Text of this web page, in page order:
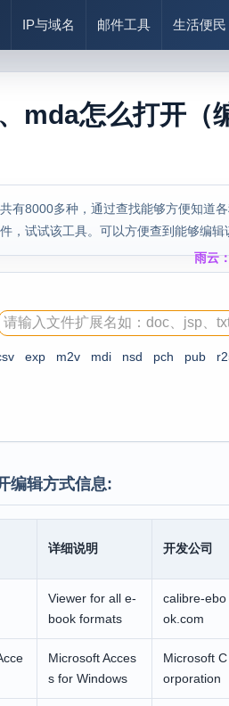
IP与域名 邮件工具 生活便民
mda怎么打开（
有8000多种，通过查找能够方便知道
，试试该工具。可以方便查到能够编辑
雨云
exp m2v mdi nsd pch pub
编辑方式信息:
详细说明 开发公司
Viewer for all e-
book formats
calibre-ebo
ok.com
Microsoft Acces
s for Windows
Microsoft C
orporation